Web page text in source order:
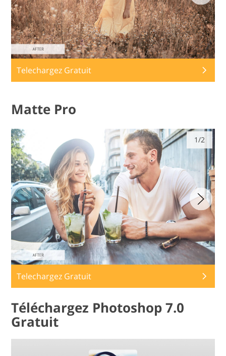
Telechargez Gratuit
Matte Pro
1/2
Telechargez Gratuit
Téléchargez Photoshop 7.0
Gratuit